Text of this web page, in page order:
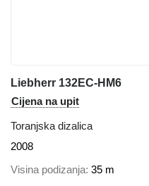
Liebherr 132EC-HM6
Cijena na upit
Toranjska dizalica
2008
Visina podizanja 35 m